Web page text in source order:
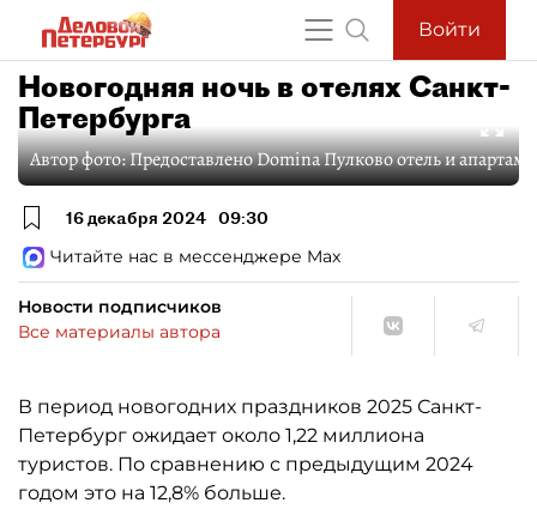
Войти
Новогодняя ночь в отелях Санкт-
Петербурга
Автор фото:Предоставлено Domina Пулково отель и
16 декабря 2024 09:30
Читайте нас в мессенджере Max
Новости подписчиков
Все материалы автора
В период новогодних праздников 2025 Санкт-
Петербург ожидает около 1,22 миллиона
туристов. По сравнению с предыдущим 2024
годом это на 12,8% больше.